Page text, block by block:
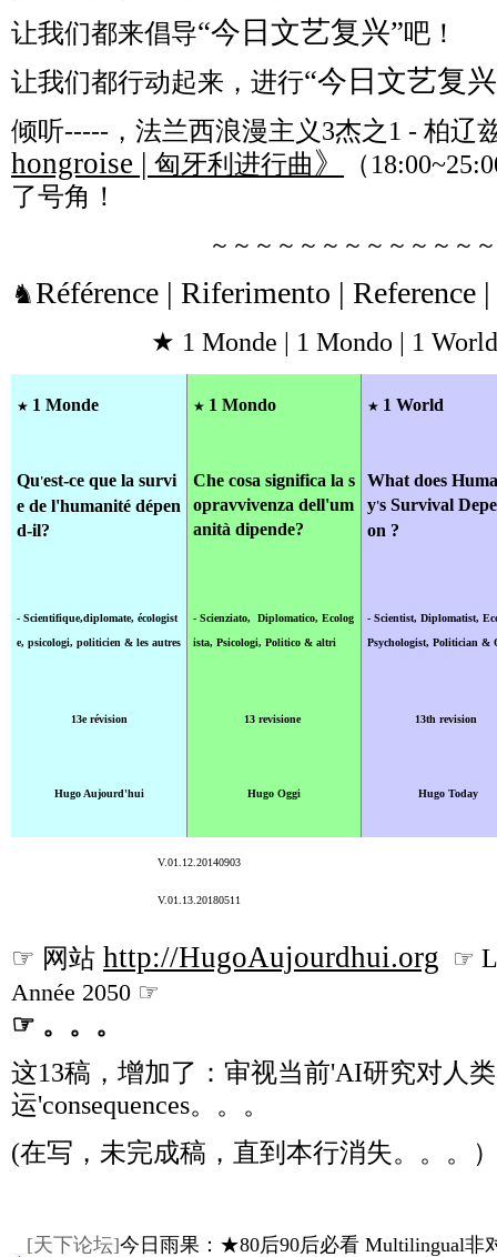
让我们都来倡导“今日文艺复兴”吧！
让我们都行动起来，进行“今日文艺复
倾听-----，法兰西浪漫主义3杰之1 - 柏辽
hongroise | 匈牙利进行曲》
（
了号角！
～～～～～～～～～～～～
♞Référence | Riferimento | Reference |
★ 1 Monde | 1 Mondo | 1 World |
★ 1 Monde ★ 1 Mondo ★ 1 World
Qu'est-ce que la survi
e de l'humanité dépen
d-il?
Che cosa significa la s
opravvivenza dell'um
anità dipende?
What does
y's Survival
on ?
- Scientifique,diplomate, écologist
e, psicologi, politicien & les autres
- Scienziato, Diplomatico, Ecolog
ista, Psicologi, Politico & altri
- Scientist, Diplomatist,
Psychologist, Politician &
13e révision 13 revisione 13th revision
Hugo Aujourd'hui Hugo Oggi Hugo Today
V.01.12.20140903
V.01.13.20180511
☞ 网站 http://HugoAujourdhui.org ☞
Année 2050 ☞
☞ 。。。
这13稿，增加了：审视当前'AI研究对人
运'consequences。。。
(在写，未完成稿，直到本行消失。。。
[天下论坛]今日雨果：★80后90后必看 Multilingual非